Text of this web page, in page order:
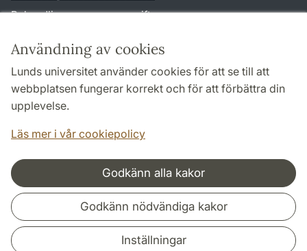
Användning av cookies
Lunds universitet använder cookies för att se till att
webbplatsen fungerar korrekt och för att förbättra din
upplevelse.
Läs mer i vår cookiepolicy
Godkänn alla kakor
Godkänn nödvändiga kakor
Inställningar
Behandling av personuppgifter
TYPO3-login
Följ oss i sociala medier
Samarbeten och nätverk